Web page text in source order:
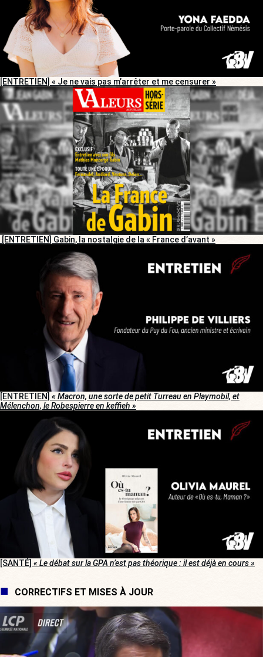
[ENTRETIEN] « Je ne vais pas m’arrêter et me censurer »
[ENTRETIEN] Gabin, la nostalgie de la « France d’avant »
[ENTRETIEN] « Macron, une sorte de petit Turreau en Playmobil, et
Mélenchon, le Robespierre en keffieh »
[SANTÉ] « Le débat sur la GPA n’est pas théorique : il est déjà en cours »
CORRECTIFS ET MISES À JOUR